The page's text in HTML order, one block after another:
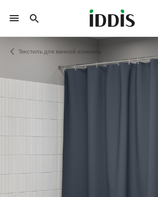
Текстиль для ванной комнаты